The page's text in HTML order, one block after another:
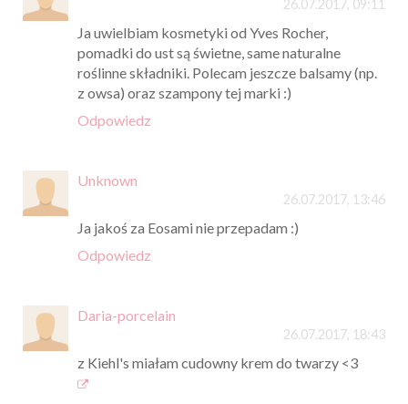
26.07.2017, 09:11
Ja uwielbiam kosmetyki od Yves Rocher,
pomadki do ust są świetne, same naturalne
roślinne składniki. Polecam jeszcze balsamy (np.
z owsa) oraz szampony tej marki :)
Odpowiedz
Unknown
26.07.2017, 13:46
Ja jakoś za Eosami nie przepadam :)
Odpowiedz
Daria-porcelain
26.07.2017, 18:43
z Kiehl's miałam cudowny krem do twarzy <3